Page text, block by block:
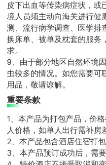
皮下出血等传染病症状，或
境人员须主动向海关进行健
测、流行病学调查、医学排
换床单、被单及枕套的服务
求。
9、由于部分地区自然环境
虫较多的情况。如您需要可
用品，敬请谅解。
重要条款
1、本产品为打包产品，价
人价格，如单人出行需补房
2、本产品包含酒店住宿打
3、本产品预订成功后，需